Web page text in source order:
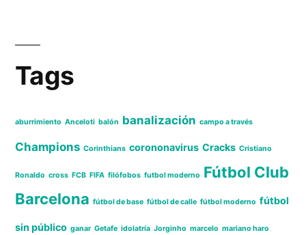
Tags
aburrimiento Anceloti balón banalización campo a través
Champions Corinthians corononavirus Cracks Cristiano
Ronaldo cross FCB FIFA filófobos futbol moderno Fútbol Club
Barcelona fútbol de base fútbol de calle fútbol moderno fútbol
sin público ganar Getafe idolatría Jorginho marcelo mariano haro